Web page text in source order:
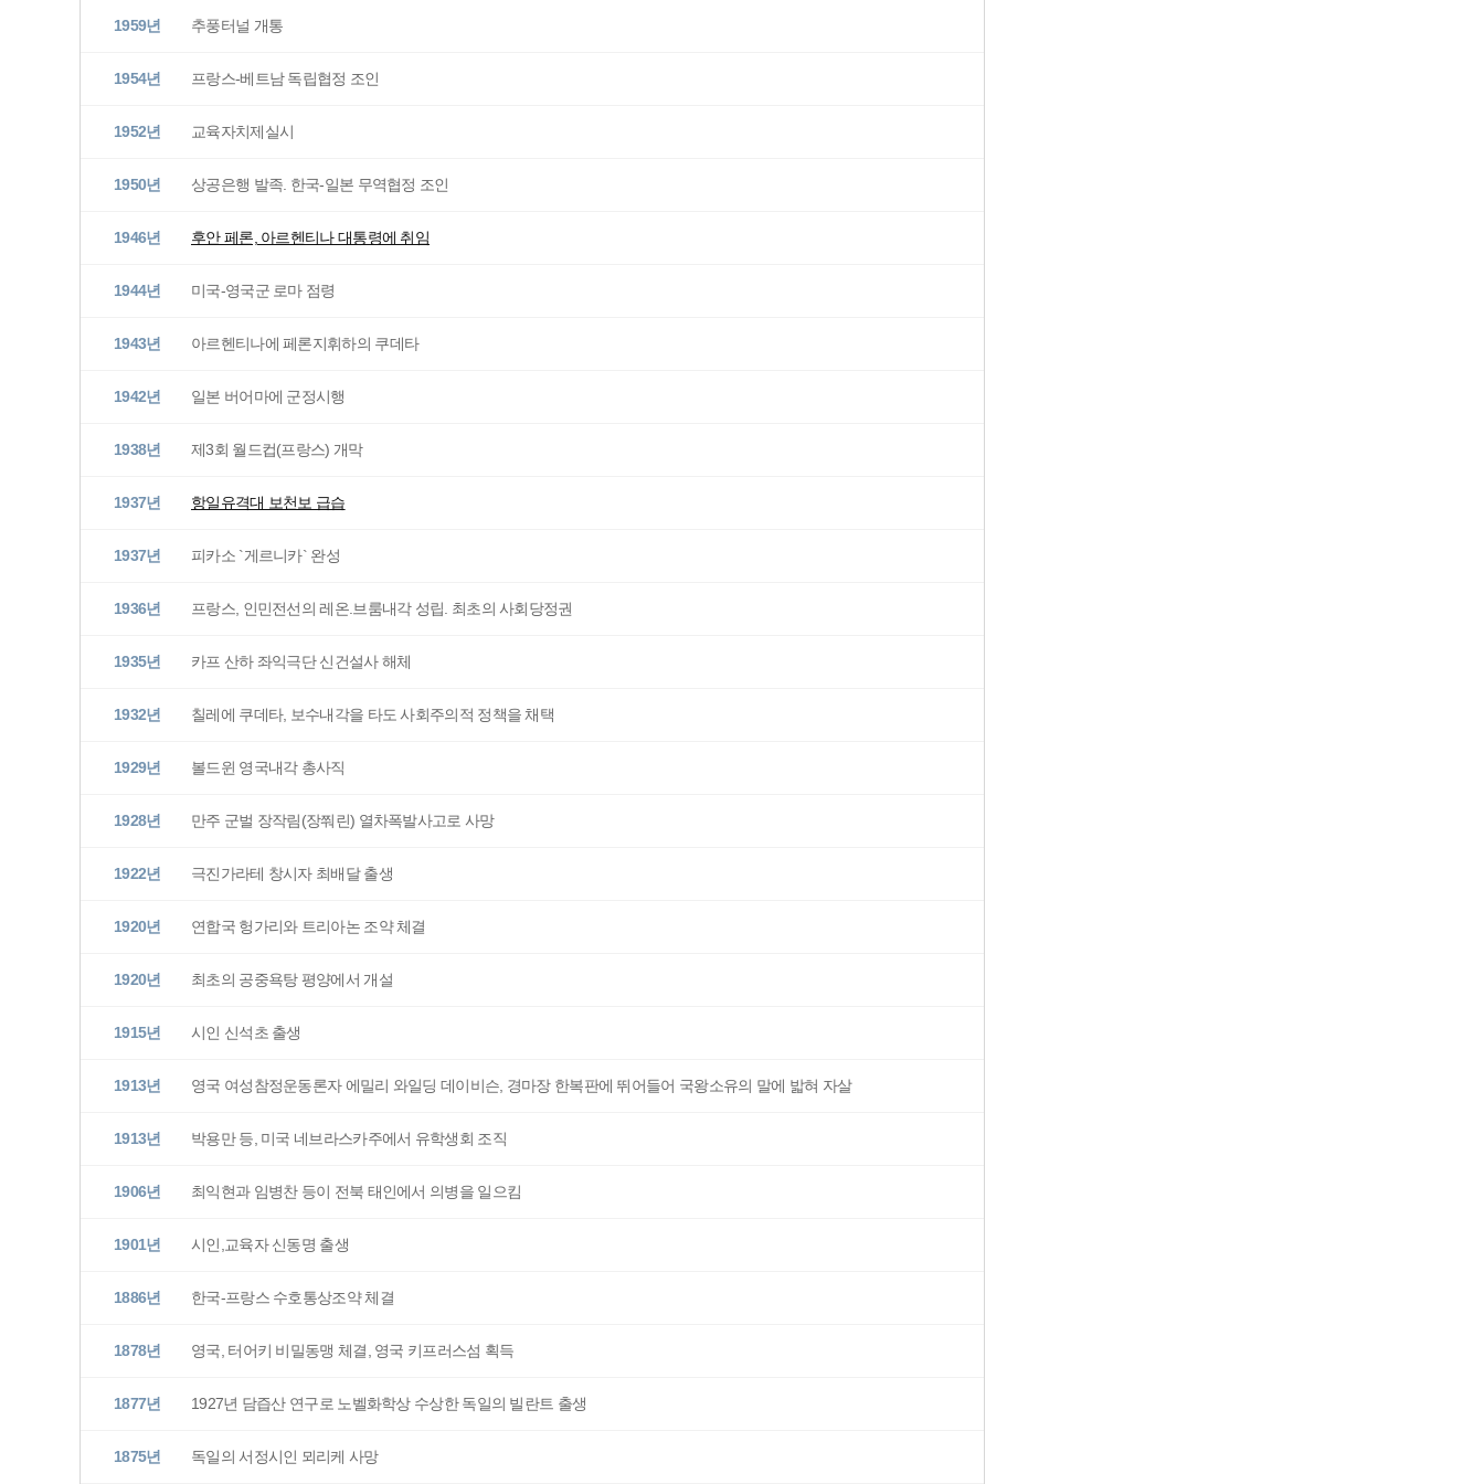
1959년 추풍터널 개통
1954년 프랑스-베트남 독립협정 조인
1952년 교육자치제실시
1950년 상공은행 발족. 한국-일본 무역협정 조인
1946년 후안 페론, 아르헨티나 대통령에 취임
1944년 미국-영국군 로마 점령
1943년 아르헨티나에 페론지휘하의 쿠데타
1942년 일본 버어마에 군정시행
1938년 제3회 월드컵(프랑스) 개막
1937년 항일유격대 보천보 급습
1937년 피카소 `게르니카` 완성
1936년 프랑스, 인민전선의 레온.브룸내각 성립. 최초의 사회당정권
1935년 카프 산하 좌익극단 신건설사 해체
1932년 칠레에 쿠데타, 보수내각을 타도 사회주의적 정책을 채택
1929년 볼드윈 영국내각 총사직
1928년 만주 군벌 장작림(장쭤린) 열차폭발사고로 사망
1922년 극진가라테 창시자 최배달 출생
1920년 연합국 헝가리와 트리아논 조약 체결
1920년 최초의 공중욕탕 평양에서 개설
1915년 시인 신석초 출생
1913년 영국 여성참정운동론자 에밀리 와일딩 데이비슨, 경마장 한복판에 뛰어들어 국왕소유의 말에 밟혀 자살
1913년 박용만 등, 미국 네브라스카주에서 유학생회 조직
1906년 최익현과 임병찬 등이 전북 태인에서 의병을 일으킴
1901년 시인,교육자 신동명 출생
1886년 한국-프랑스 수호통상조약 체결
1878년 영국, 터어키 비밀동맹 체결, 영국 키프러스섬 획득
1877년 1927년 담즙산 연구로 노벨화학상 수상한 독일의 빌란트 출생
1875년 독일의 서정시인 뫼리케 사망